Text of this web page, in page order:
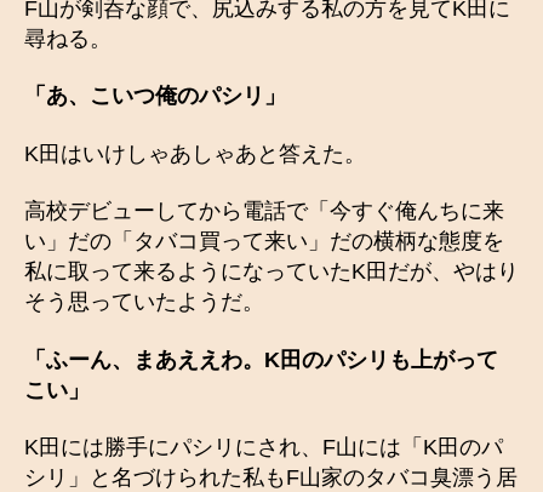
F山が剣呑な顔で、尻込みする私の方を見てK田に
尋ねる。
「あ、こいつ俺のパシリ」
K田はいけしゃあしゃあと答えた。
高校デビューしてから電話で「今すぐ俺んちに来
い」だの「タバコ買って来い」だの横柄な態度を
私に取って来るようになっていたK田だが、やはり
そう思っていたようだ。
「ふーん、まあええわ。 K田のパシリも上がって
こい」
K田には勝手にパシリにされ、F山には「K田のパ
シリ」と名づけられた私もF山家のタバコ臭漂う居